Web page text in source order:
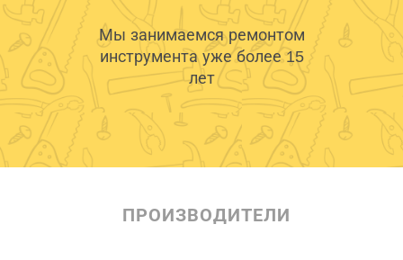
Мы занимаемся ремонтом
инструмента уже более 15
лет
ПРОИЗВОДИТЕЛИ